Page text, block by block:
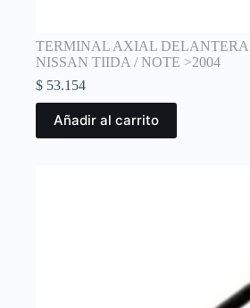
TERMINAL AXIAL
NISSAN TIIDA / NOTE >2004
$ 53.154
Añadir al carrito